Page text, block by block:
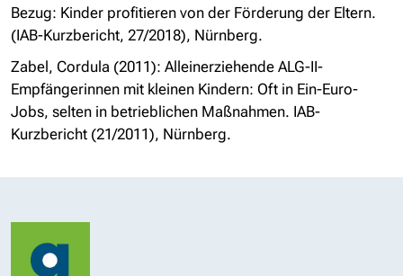
Bezug: Kinder profitieren von der Förderung der Eltern.
(IAB-Kurzbericht, 27/2018), Nürnberg.
Zabel, Cordula (2011): Alleinerziehende ALG-II-
Empfängerinnen mit kleinen Kindern: Oft in Ein-Euro-
Jobs, selten in betrieblichen Maßnahmen. IAB-
Kurzbericht (21/2011), Nürnberg.